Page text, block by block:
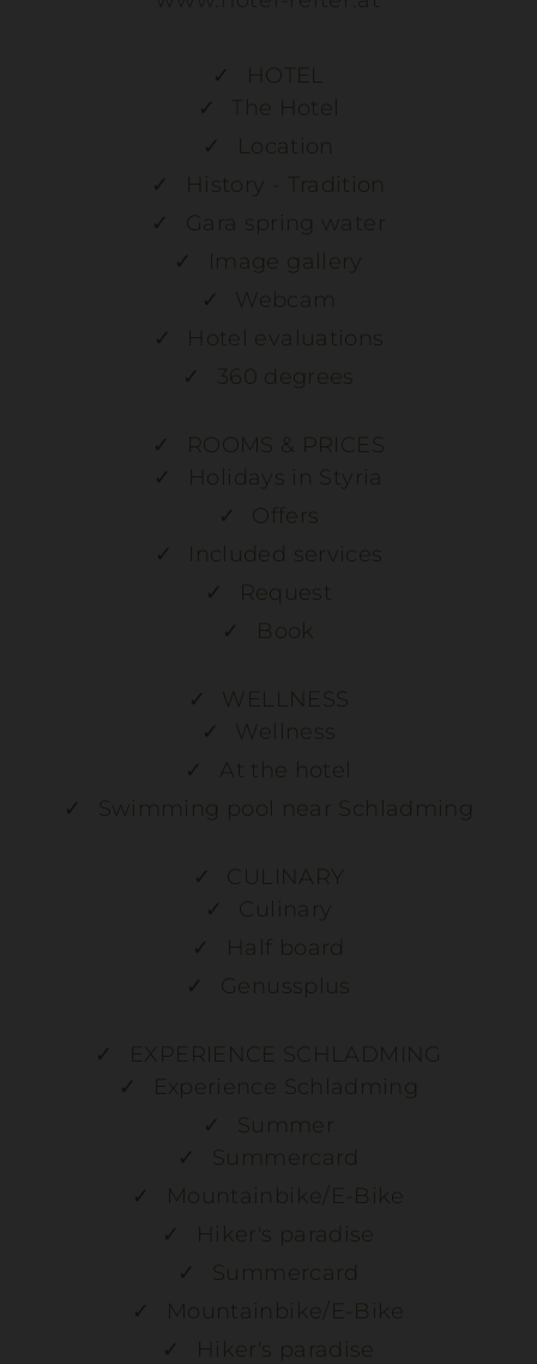
HOTEL
The Hotel
Location
History - Tradition
Gara spring water
Image gallery
Webcam
Hotel evaluations
360 degrees
ROOMS & PRICES
Holidays in Styria
Offers
Included services
Request
Book
WELLNESS
Wellness
At the hotel
Swimming pool near Schladming
CULINARY
Culinary
Half board
Genussplus
EXPERIENCE SCHLADMING
Experience Schladming
Summer
Summercard
Mountainbike/E-Bike
Hiker's paradise
Summercard
Mountainbike/E-Bike
Hiker's paradise